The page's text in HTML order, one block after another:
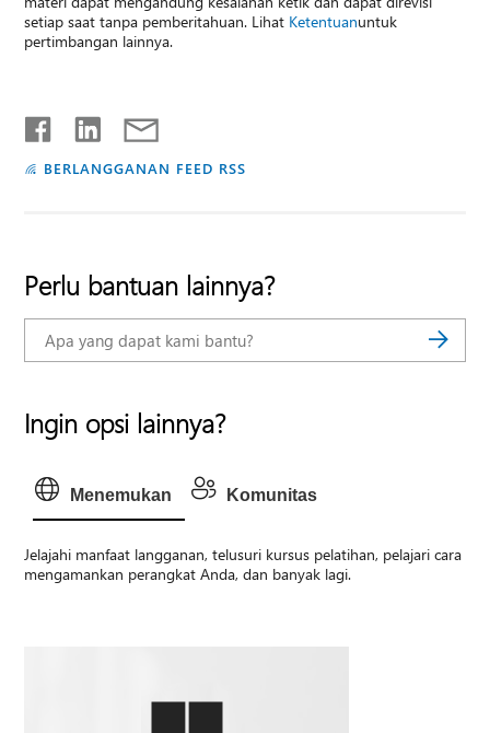
setiap saat tanpa pemberitahuan. Lihat Ketentuanuntuk
pertimbangan lainnya.
BERLANGGANAN FEED RSS
Perlu bantuan lainnya?
Ingin opsi lainnya?
Menemukan Komunitas
Jelajahi manfaat langganan, telusuri kursus pelatihan, pelajari cara
mengamankan perangkat Anda, dan banyak lagi.